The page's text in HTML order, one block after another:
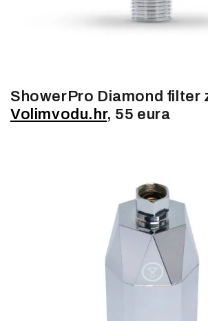
ShowerPro Diamond filter
Volimvodu.hr, 55 eura